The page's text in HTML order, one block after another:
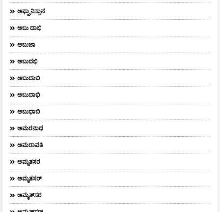
ಅಫ್ಘಾನಿಸ್ತಾನ
ಅಬು ದಾಭಿ
ಅಬುಜಾ
ಅಬುದಭಿ
ಅಬುದಾಬಿ
ಅಬುದಾಭಿ
ಅಬುಧಾಬಿ
ಅಮರನಾಥ
ಅಮರಾವತಿ
ಅಮೃತಸರ
ಅಮೃತಸರ್
ಅಮೃತ್‌ಸರ